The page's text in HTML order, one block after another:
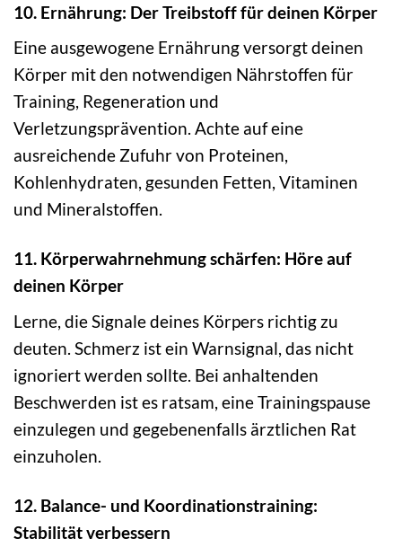
10. Ernährung: Der Treibstoff für deinen Körper
Eine ausgewogene Ernährung versorgt deinen
Körper mit den notwendigen Nährstoffen für
Training, Regeneration und
Verletzungsprävention. Achte auf eine
ausreichende Zufuhr von Proteinen,
Kohlenhydraten, gesunden Fetten, Vitaminen
und Mineralstoffen.
11. Körperwahrnehmung schärfen: Höre auf
deinen Körper
Lerne, die Signale deines Körpers richtig zu
deuten. Schmerz ist ein Warnsignal, das nicht
ignoriert werden sollte. Bei anhaltenden
Beschwerden ist es ratsam, eine Trainingspause
einzulegen und gegebenenfalls ärztlichen Rat
einzuholen.
12. Balance- und Koordinationstraining:
Stabilität verbessern